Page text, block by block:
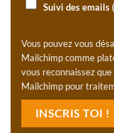
Suivi des emails
Vous pouvez vous
Mailchimp comme
vous reconnaissez
Mailchimp pour